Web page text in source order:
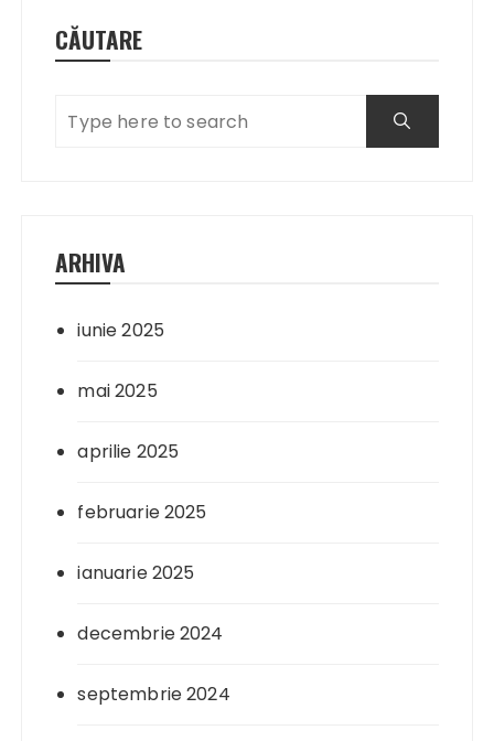
CĂUTARE
ARHIVA
iunie 2025
mai 2025
aprilie 2025
februarie 2025
ianuarie 2025
decembrie 2024
septembrie 2024